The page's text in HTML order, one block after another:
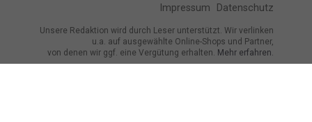
Impressum Datenschutz
Unsere Redaktion wird durch Leser unterstützt. Wir verlinken
u.a. auf ausgewählte Online-Shops und Partner,
von denen wir ggf. eine Vergütung erhalten. Mehr erfahren.